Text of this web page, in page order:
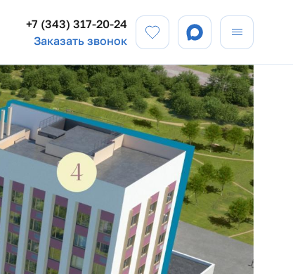
Заказать звонок
+7 (343) 317-20-24